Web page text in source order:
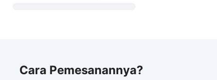
Cara Pemesanannya?